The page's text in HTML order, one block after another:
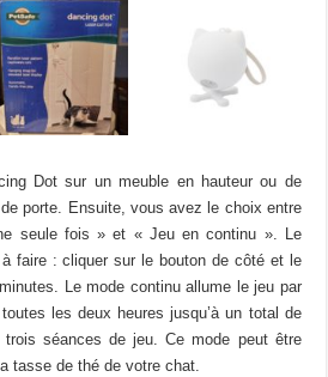
Dot sur un meuble en hauteur ou de
de porte. Ensuite, vous avez le choix entre
seule fois » et « Jeu en continu ». Le
faire : cliquer sur le bouton de côté et le
Le mode continu allume le jeu par
les deux heures jusqu’à un total de
séances de jeu. Ce mode peut être
tasse de thé de votre chat.